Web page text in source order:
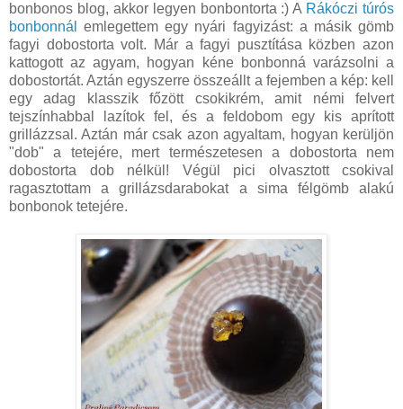
bonbonos blog, akkor legyen bonbontorta :) A Rákóczi túrós
bonbonnál
emlegettem egy nyári fagyizást: a másik gömb
fagyi dobostorta volt. Már a fagyi pusztítása közben azon
kattogott az agyam, hogyan kéne bonbonná varázsolni a
dobostortát. Aztán egyszerre összeállt a fejemben a kép: kell
egy adag klasszik főzött csokikrém, amit némi felvert
tejszínhabbal lazítok fel, és a feldobom egy kis aprított
grillázzsal. Aztán már csak azon agyaltam, hogyan kerüljön
"dob" a tetejére, mert természetesen a dobostorta nem
dobostorta dob nélkül! Végül pici olvasztott csokival
ragasztottam a grillázsdarabokat a sima félgömb alakú
bonbonok tetejére.